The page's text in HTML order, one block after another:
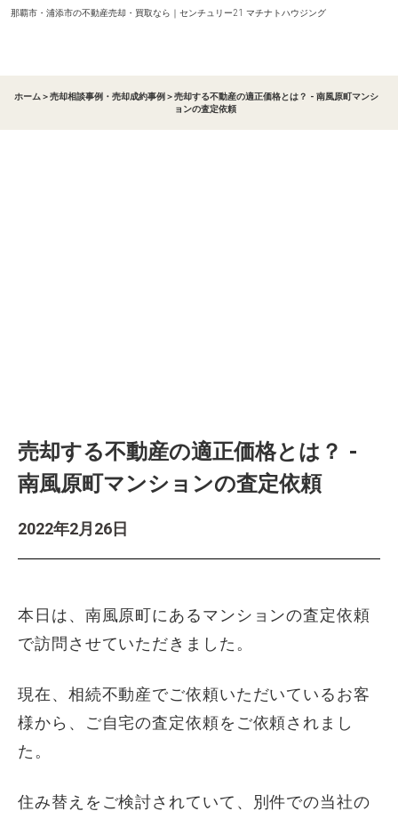
那覇市・浦添市の不動産売却・買取なら｜センチュリー21 マチナトハウジング
ホーム ＞売却相談事例・売却成約事例 ＞売却する不動産の適正価格とは？ - 南風原町マンシ
ョンの査定依頼
売却する不動産の適正価格とは？ -
南風原町マンションの査定依頼
2022年2月26日
本日は、南風原町にあるマンションの査定依頼
で訪問させていただきました。
現在、相続不動産でご依頼いただいているお客
様から、ご自宅の査定依頼をご依頼されまし
た。
住み替えをご検討されていて、別件での当社の